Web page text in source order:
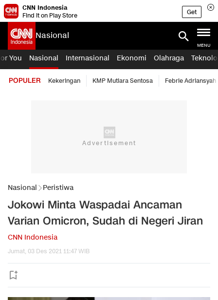
CNN Indonesia
Find it on Play Store
Get
Nasional
MENU
You Nasional Internasional Ekonomi Olahraga
POPULER Kekeringan KMP Mutiara Sentosa Febrie Adriansyah
Nasional Peristiwa
Jokowi Minta Waspadai Ancaman
Varian Omicron, Sudah di Negeri Jiran
CNN Indonesia
Jumat, 03 Des 2021 11:47 WIB